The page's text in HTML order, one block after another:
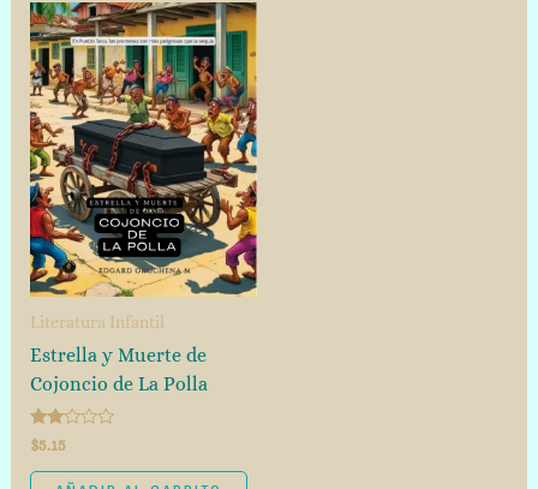
Literatura Infantil
Estrella y Muerte de
Cojoncio de La Polla
Valorado
con
2.00
$5.15